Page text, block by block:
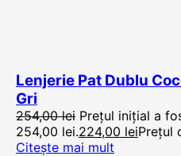
Lenjerie Pat Dublu
Gri
254,00lei Prețul inițial a
254,00 lei.224,00 leiPrețul
Citește mai mult